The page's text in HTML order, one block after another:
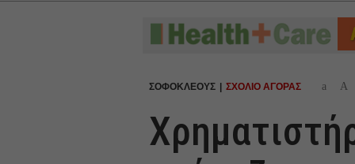
ΣΟΦΟΚΛΕΟΥΣ ΣΧΟΛΙΟ ΑΓΟΡΑΣ a A